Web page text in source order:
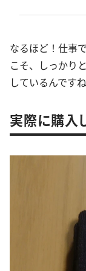
なるほど！仕事
こそ、しっかり
しているんですね
実際に購入